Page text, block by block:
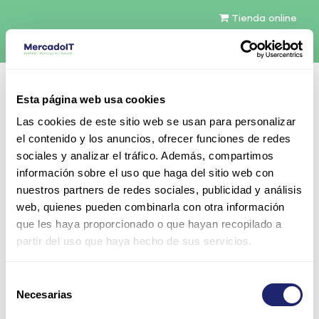
Esta página web usa cookies
Las cookies de este sitio web se usan para personalizar
el contenido y los anuncios, ofrecer funciones de redes
sociales y analizar el tráfico. Además, compartimos
información sobre el uso que haga del sitio web con
nuestros partners de redes sociales, publicidad y análisis
web, quienes pueden combinarla con otra información
que les haya proporcionado o que hayan recopilado a
partir del uso que haya hecho de sus servicios.
Necesarias
Tienda online
Español
Contáctenos
Todos los productos HPE SFF HDD Blank Filler